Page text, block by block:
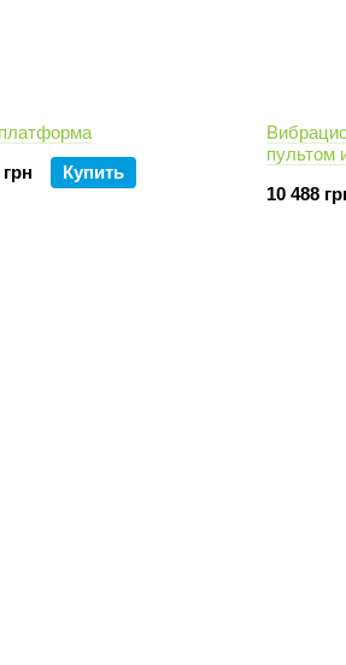
Купить
пультом
10 488